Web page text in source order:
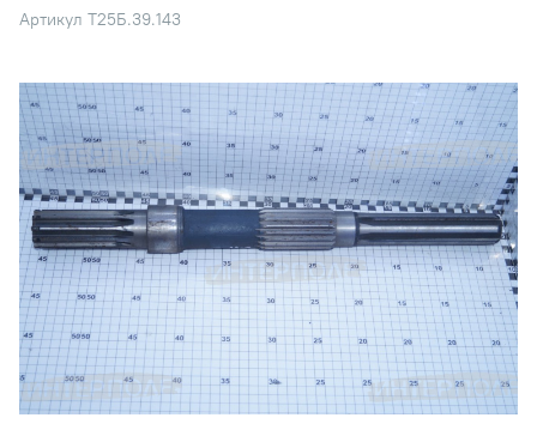
Артикул Т25Б.39.143